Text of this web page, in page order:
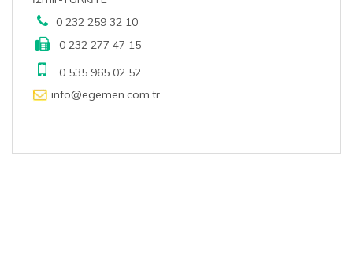
0 232 259 32 10
0 232 277 47 15
0 535 965 02 52
info@egemen.com.tr